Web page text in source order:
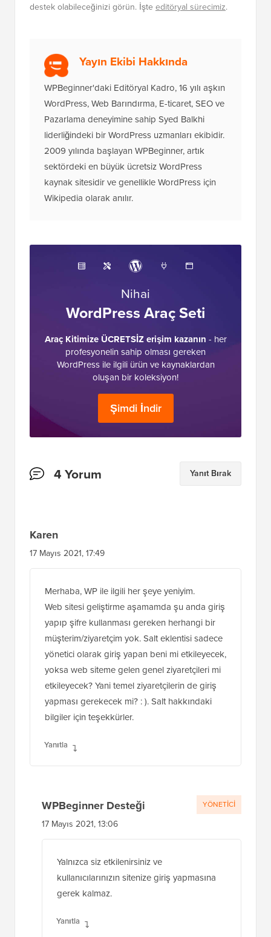
destek olabileceğinizi görün. İşte editöryal sürecimiz.
Yayın Ekibi Hakkında
WPBeginner'daki Editöryal Kadro, 16 yılı aşkın
WordPress, Web Barındırma, E-ticaret, SEO ve
Pazarlama deneyimine sahip Syed Balkhi
liderliğindeki bir WordPress uzmanları ekibidir.
2009 yılında başlayan WPBeginner, artık
sektördeki en büyük ücretsiz WordPress
kaynak sitesidir ve genellikle WordPress için
Wikipedia olarak anılır.
Nihai
WordPress Araç Seti
Araç Kitimize ÜCRETSİZ erişim kazanın - her
profesyonelin sahip olması gereken
WordPress ile ilgili ürün ve kaynaklardan
oluşan bir koleksiyon!
Şimdi İndir
Okuyucu
4 Yorum Yanıt Bırak
Karen
17 Mayıs 2021, 17:49
Merhaba, WP ile ilgili her şeye yeniyim.
Web sitesi geliştirme aşamamda şu anda giriş
yapıp şifre kullanması gereken herhangi bir
müşterim/ziyaretçim yok. Salt eklentisi sadece
yönetici olarak giriş yapan beni mi etkileyecek,
yoksa web siteme gelen genel ziyaretçileri mi
etkileyecek? Yani temel ziyaretçilerin de giriş
yapması gerekecek mi? : ). Salt hakkındaki
bilgiler için teşekkürler.
Yanıtla
WPBeginner Desteği
17 Mayıs 2021, 13:06
Yalnızca siz etkilenirsiniz ve
kullanıcılarınızın sitenize giriş yapmasına
gerek kalmaz.
Yanıtla
YÖNETICI